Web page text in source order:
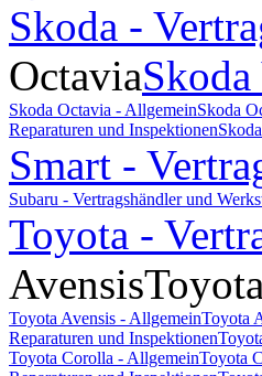
Skoda -
Octavia
Skoda Octavia - AllgemeinSkoda
Reparaturen und Inspektionen
Smart -
Subaru - Vertragshändler und
Toyota -
Avensis
Toyota Avensis - AllgemeinToyota
Reparaturen und Inspektionen
Toyota Corolla - AllgemeinToyota